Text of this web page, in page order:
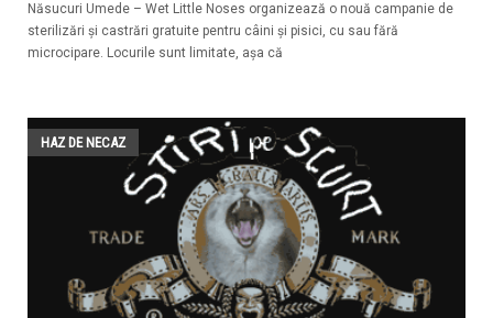
Năsucuri Umede – Wet Little Noses organizează o nouă campanie de
sterilizări și castrări gratuite pentru câini și pisici, cu sau fără
microcipare. Locurile sunt limitate, așa că
HAZ DE NECAZ